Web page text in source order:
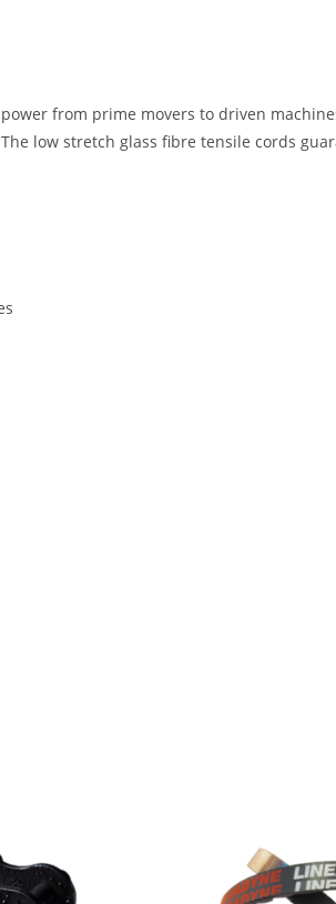
from prime movers to driven
low stretch glass fibre tensile cords